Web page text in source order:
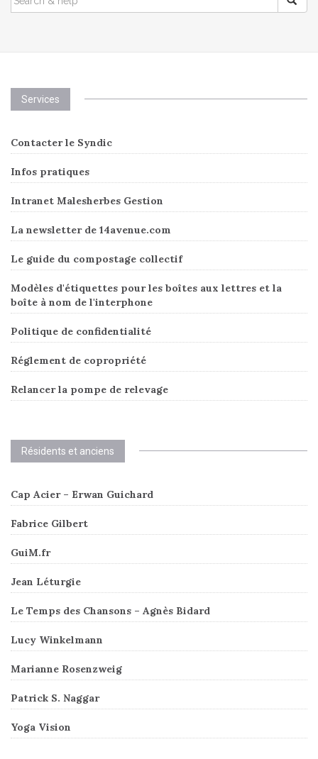
FOR:
Services
Contacter le Syndic
Infos pratiques
Intranet Malesherbes Gestion
La newsletter de 14avenue.com
Le guide du compostage collectif
Modèles d'étiquettes pour les boîtes aux lettres et la
boîte à nom de l'interphone
Politique de confidentialité
Réglement de copropriété
Relancer la pompe de relevage
Résidents et anciens
Cap Acier – Erwan Guichard
Fabrice Gilbert
GuiM.fr
Jean Léturgie
Le Temps des Chansons – Agnès Bidard
Lucy Winkelmann
Marianne Rosenzweig
Patrick S. Naggar
Yoga Vision